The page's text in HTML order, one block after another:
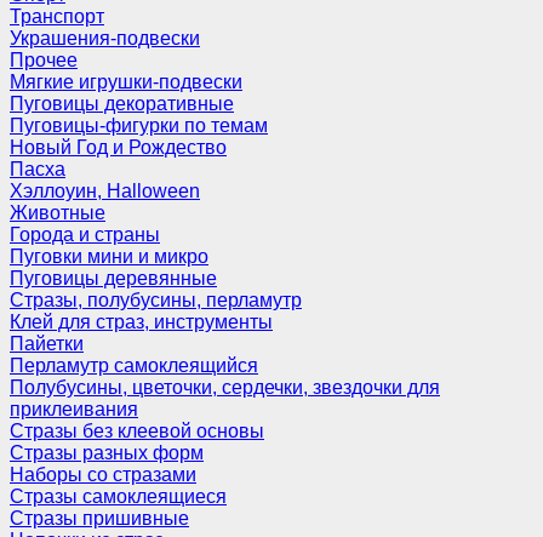
Транспорт
Украшения-подвески
Прочее
Мягкие игрушки-подвески
Пуговицы декоративные
Пуговицы-фигурки по темам
Новый Год и Рождество
Пасха
Хэллоуин, Halloween
Животные
Города и страны
Пуговки мини и микро
Пуговицы деревянные
Стразы, полубусины, перламутр
Клей для страз, инструменты
Пайетки
Перламутр самоклеящийся
Полубусины, цветочки, сердечки, звездочки для
приклеивания
Стразы без клеевой основы
Стразы разных форм
Наборы со стразами
Стразы самоклеящиеся
Стразы пришивные